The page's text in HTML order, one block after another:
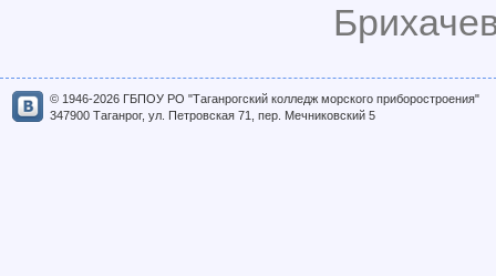
© 1946-2026 ГБПОУ РО "Таганрогский колледж морского приборостроения"
347900 Таганрог, ул. Петровская 71, пер. Мечниковский 5